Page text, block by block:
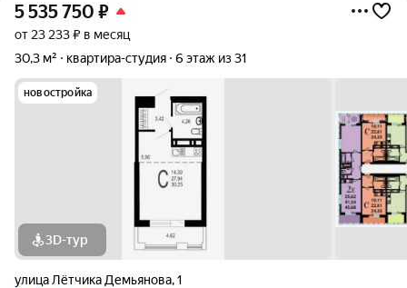
5 535 750 ₽
от 23 233 ₽ в месяц
30,3 м²
квартира-студия 6 этаж из 31
новостройка
3D-тур
улица Лётчика Демьянова,1